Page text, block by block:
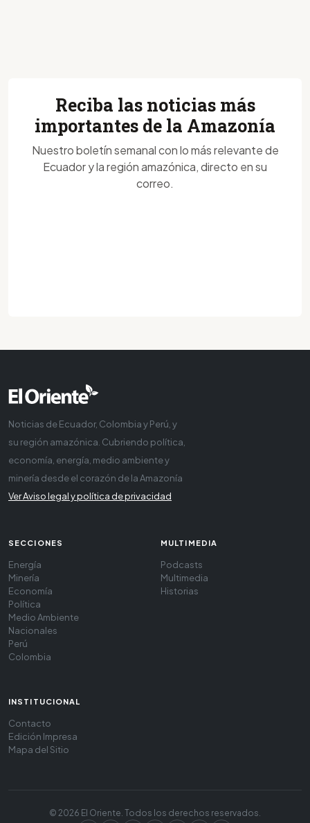
Reciba las noticias más
importantes de la Amazonía
Nuestro boletín semanal con lo más relevante de
Ecuador y la región amazónica, directo en su
correo.
Noticias de Ecuador, Colombia y Perú, y
su región amazónica. Cubriendo política,
economía, energía, medio ambiente y
minería desde el corazón de la Amazonía
Ver Aviso legal y política de privacidad
SECCIONES
Energía
Minería
Economía
Política
Medio Ambiente
Nacionales
Perú
Colombia
MULTIMEDIA
Podcasts
Multimedia
Historias
INSTITUCIONAL
Contacto
Edición Impresa
Mapa del Sitio
© 2026 El Oriente. Todos los derechos reservados.